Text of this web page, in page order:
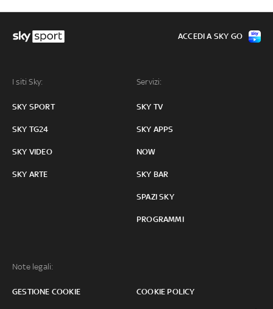
I siti Sky:
SKY SPORT
SKY TG24
SKY VIDEO
SKY ARTE
Servizi:
SKY TV
SKY APPS
NOW
SKY BAR
SPAZI SKY
PROGRAMMI
Note legali:
GESTIONE COOKIE COOKIE POLICY
ACCEDI A SKY GO